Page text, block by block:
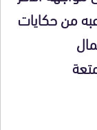
من حكايات